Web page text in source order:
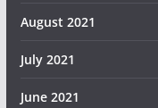
August 2021
July 2021
June 2021